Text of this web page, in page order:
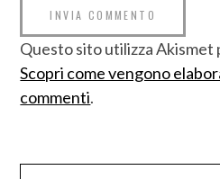
Questo sito utilizza Akismet
Scopri come vengono
commenti.